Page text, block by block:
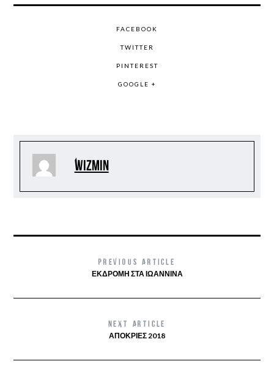
FACEBOOK
TWITTER
PINTEREST
GOOGLE +
wizmin
PREVIOUS ARTICLE
ΕΚΔΡΟΜΗ ΣΤΑ ΙΩΑΝΝΙΝΑ
NEXT ARTICLE
ΑΠΟΚΡΙΕΣ 2018